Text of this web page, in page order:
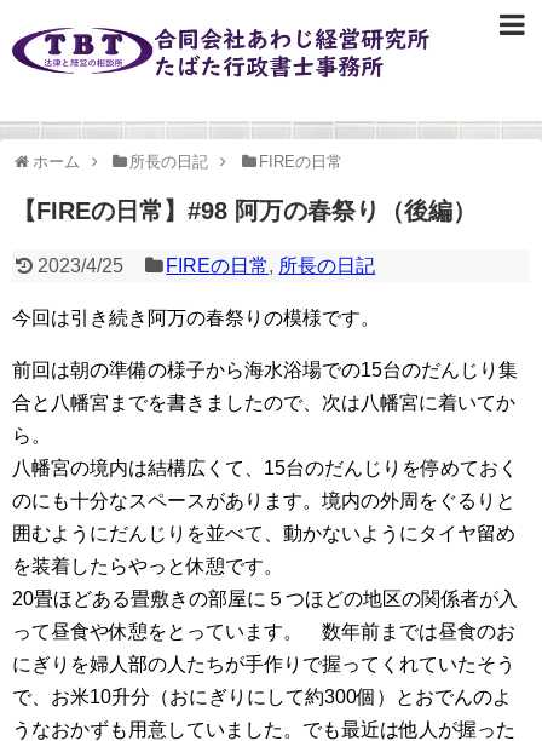
ホーム 所長の日記 FIREの日常
【FIREの日常】#98 阿万の春祭り（後編）
2023/4/25 FIREの日常, 所長の日記
今回は引き続き阿万の春祭りの模様です。
前回は朝の準備の様子から海水浴場での15台のだんじり集
合と八幡宮までを書きましたので、次は八幡宮に着いてか
ら。
八幡宮の境内は結構広くて、15台のだんじりを停めておく
のにも十分なスペースがあります。境内の外周をぐるりと
囲むようにだんじりを並べて、動かないようにタイヤ留め
を装着したらやっと休憩です。
20畳ほどある畳敷きの部屋に５つほどの地区の関係者が入
って昼食や休憩をとっています。 数年前までは昼食のお
にぎりを婦人部の人たちが手作りで握ってくれていたそう
で、お米10升分（おにぎりにして約300個）とおでんのよ
うなおかずも用意していました。でも最近は他人が握った